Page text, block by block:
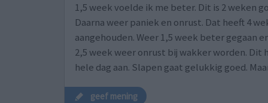
1,5 week voelde ik me beter. Dit is 2 weken
Daarna weer paniek en onrust. Dat heeft 4
aangehouden. Weer 1,5 week beter gegaan
2,5 week weer onrust bij wakker worden. Dit
hele dag aan. Slapen gaat gelukkig goed.
geef mening